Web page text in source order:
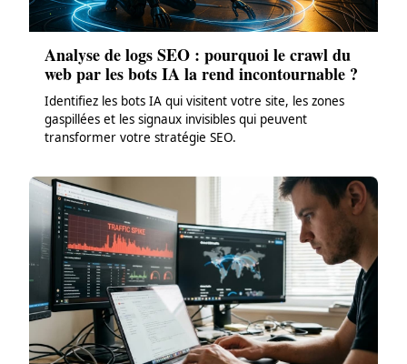
Analyse de logs SEO : pourquoi le crawl du
web par les bots IA la rend incontournable ?
Identifiez les bots IA qui visitent votre site, les zones
gaspillées et les signaux invisibles qui peuvent
transformer votre stratégie SEO.